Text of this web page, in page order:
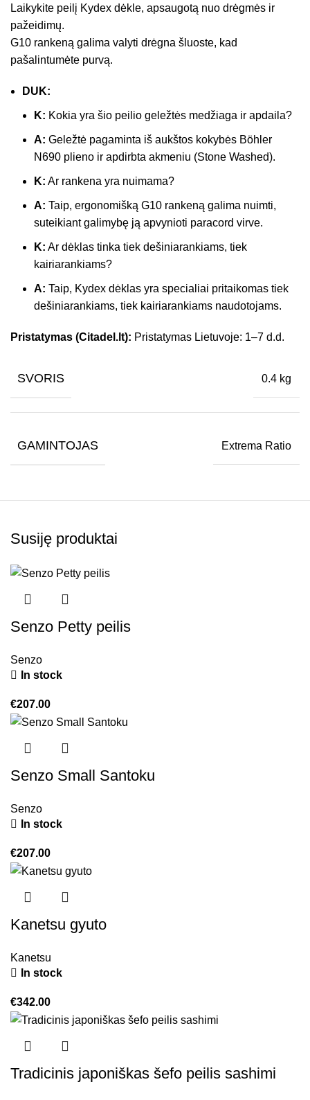
Laikykite peilį Kydex dėkle, apsaugotą nuo drėgmės ir
pažeidimų.
G10 rankeną galima valyti drėgna šluoste, kad
pašalintumėte purvą.
DUK:
K: Kokia yra šio peilio geležtės medžiaga ir apdaila?
A: Geležtė pagaminta iš aukštos kokybės Böhler
N690 plieno ir apdirbta akmeniu (Stone Washed).
K: Ar rankena yra nuimama?
A: Taip, ergonomišką G10 rankeną galima nuimti,
suteikiant galimybę ją apvynioti paracord virve.
K: Ar dėklas tinka tiek dešiniarankiams, tiek
kairiarankiams?
A: Taip, Kydex dėklas yra specialiai pritaikomas tiek
dešiniarankiams, tiek kairiarankiams naudotojams.
Pristatymas (Citadel.lt): Pristatymas Lietuvoje: 1–7 d.d.
SVORIS 0.4 kg
GAMINTOJAS Extrema Ratio
Susiję produktai
Senzo Petty peilis
Senzo
In stock
€207.00
Senzo Small Santoku
Senzo
In stock
€207.00
Kanetsu gyuto
Kanetsu
In stock
€342.00
Tradicinis japoniškas šefo peilis sashimi